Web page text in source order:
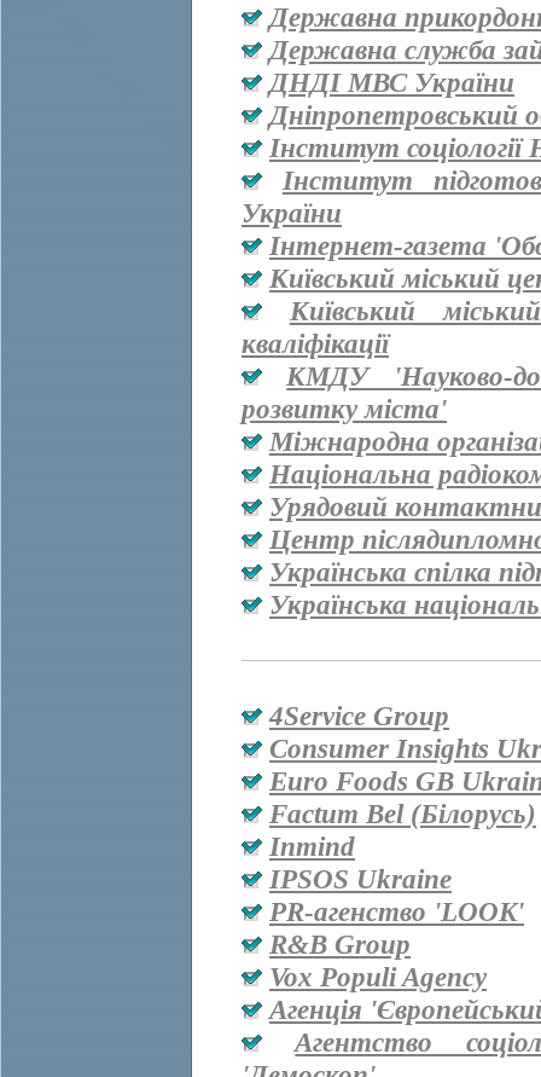
Державна
Державна служба
ДНДІ МВС України
Дніпропетровський
Інститут
Інститут
України
Інтернет-газета
Київський міський
Київський
кваліфікації
КМДУ 'Науково-
розвитку міста'
Міжнародна
Національна
Урядовий
Центр
Українська спілка
Українська
4Service Group
Consumer Insights
Euro Foods GB
Factum Bel (Білорусь)
Inmind
IPSOS Ukraine
PR-агенство 'LOOK'
R&B Group
Vox Populi Agency
Агенція
Агентство